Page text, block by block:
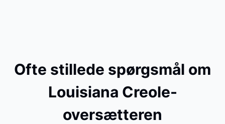
Ofte stillede spørgsmål om
Louisiana Creole-
oversætteren